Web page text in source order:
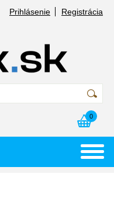
Prihlásenie Registrácia
0